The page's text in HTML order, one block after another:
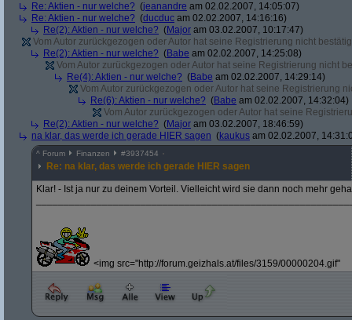
Re: Aktien - nur welche? (jeanandre am 02.02.2007, 14:05:07)
Re: Aktien - nur welche? (ducduc am 02.02.2007, 14:16:16)
Re(2): Aktien - nur welche? (Major am 03.02.2007, 10:17:47)
Vom Autor zurückgezogen oder Autor hat seine Registrierung nicht
Re(2): Aktien - nur welche? (Babe am 02.02.2007, 14:25:08)
Vom Autor zurückgezogen oder Autor hat seine Registrierung nicht
Re(4): Aktien - nur welche? (Babe am 02.02.2007, 14:29:14)
Vom Autor zurückgezogen oder Autor hat seine Registrierung
Re(6): Aktien - nur welche? (Babe am 02.02.2007, 14:32:04)
Vom Autor zurückgezogen oder Autor hat seine
Re(2): Aktien - nur welche? (Major am 03.02.2007, 18:46:59)
na klar, das werde ich gerade HIER sagen (kaukus am 02.02.2007,
^ Forum Finanzen #3937454
Re: na klar, das werde ich gerade HIER sagen
Klar! - Ist ja nur zu deinem Vorteil. Vielleicht wird sie dann noch mehr
<img src="http://forum.geizhals.at/files/3159/00000204.gif"